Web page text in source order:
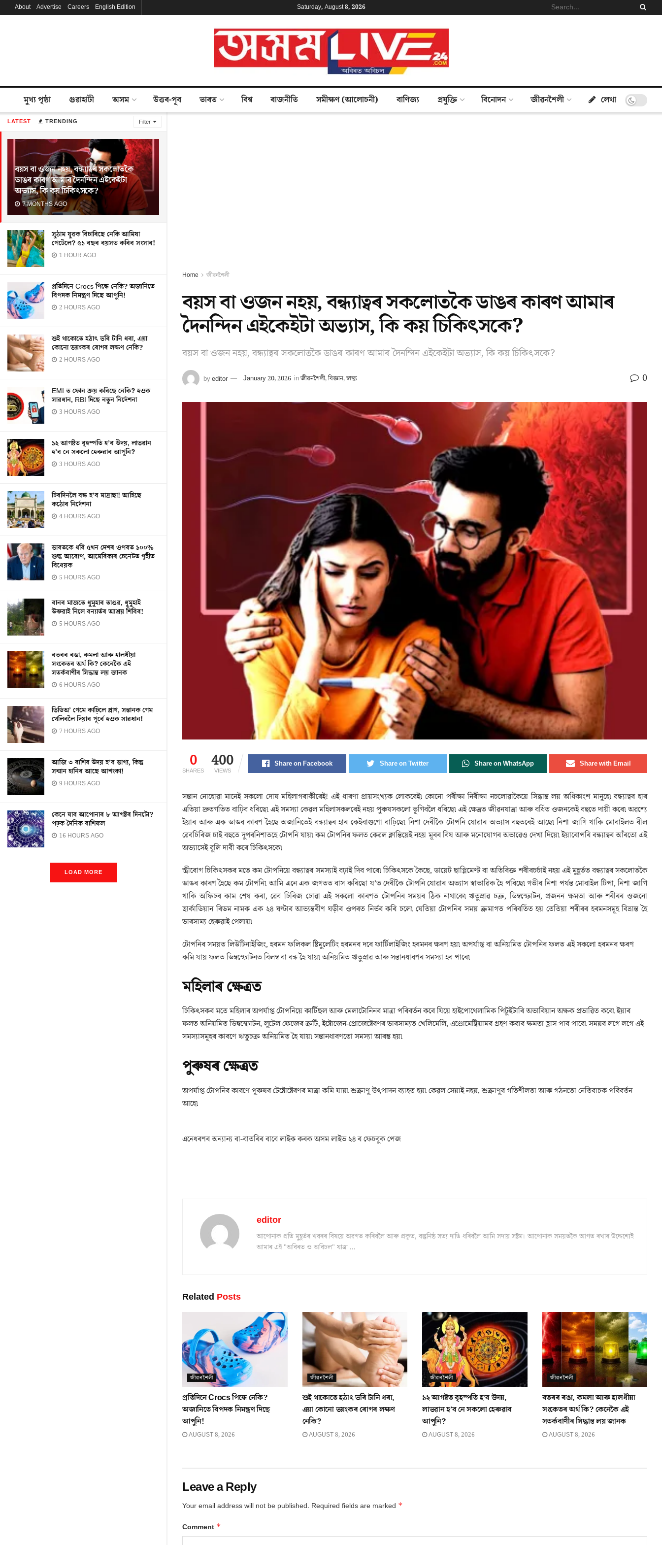
LATEST TRENDING Filter
বয়স বা ওজন নহয়, বন্ধ্যাত্বৰ সকলোতকৈ
ডাঙৰ কাৰণ আমাৰ দৈনন্দিন এইকেইটা
অভ্যাস, কি কয় চিকিৎসকে?
7 MONTHS AGO
সুঠাম যুৱক বিচাৰিছে নেকি আমিষা
পেটেলে? ৫১ বছৰ বয়সত কৰিব সংসাৰ!
1 HOUR AGO
প্ৰতিদিনে Crocs পিন্ধে নেকি? অজানিতে
বিপদক নিমন্ত্ৰণ দিছে আপুনি!
2 HOURS AGO
শুই থাকোতে হঠাৎ ভৰি টানি ধৰা, এয়া
কোনো ভয়ংকৰ ৰোগৰ লক্ষণ নেকি?
2 HOURS AGO
EMI ত ফোন ক্ৰয় কৰিছে নেকি? হওক
সাৱধান, RBI দিছে নতুন নিৰ্দেশনা
3 HOURS AGO
১২ আগষ্টত বৃহস্পতি হ’ব উদয়, লাভৱান
হ’ব নে সকলো হেৰুৱাব আপুনি?
3 HOURS AGO
চিৰদিনলৈ বন্ধ হ’ব মাদ্ৰাছা! আহিছে
কঠোৰ নিৰ্দেশনা
4 HOURS AGO
ভাৰতকে ধৰি ৫খন দেশৰ ওপৰত ১০০%
শুল্ক আৰোপ, আমেৰিকাৰ চেনেটত গৃহীত
বিধেয়ক
5 HOURS AGO
বানৰ মাজতে ধুমুহাৰ তাণ্ডৱ, ধুমুহাই
উৰুৱাই নিলে বন্যাৰ্তৰ আশ্ৰয় শিবিৰ!
5 HOURS AGO
বতৰৰ ৰঙা, কমলা আৰু হালধীয়া
সংকেতৰ অৰ্থ কি? কেনেকৈ এই
সতৰ্কবাণীৰ সিদ্ধান্ত লয় জানক
6 HOURS AGO
ভিডিঅ’ গেমে কাঢ়িলে প্ৰাণ, সন্তানক গেম
খেলিবলৈ দিয়াৰ পূৰ্বে হওক সাৱধান!
7 HOURS AGO
আজি ৩ ৰাশিৰ উদয় হ’ব ভাগ্য, কিন্তু
সন্মান হানিৰ আছে আশংকা!
9 HOURS AGO
কেনে যাব আপোনাৰ ৮ আগষ্টৰ দিনটো?
পঢ়ক দৈনিক ৰাশিফল
16 HOURS AGO
LOAD MORE
About Advertise Careers English Edition Saturday, August 8, 2026
মুখ্য পৃষ্ঠা গুৱাহাটী অসম উত্তৰ-পূব ভাৰত বিশ্ব ৰাজনীতি সমীক্ষণ (আলোচনী) বাণিজ্য প্ৰযুক্তি বিনোদন জীৱনশৈলী লেখা
Home জীৱনশৈলী
বয়স বা ওজন নহয়, বন্ধ্যাত্বৰ সকলোতকৈ ডাঙৰ কাৰণ আমাৰ
দৈনন্দিন এইকেইটা অভ্যাস, কি কয় চিকিৎসকে?
বয়স বা ওজন নহয়, বন্ধ্যাত্বৰ সকলোতকৈ ডাঙৰ কাৰণ আমাৰ দৈনন্দিন এইকেইটা অভ্যাস, কি কয় চিকিৎসকে?
byeditor January 20, 2026 inজীৱনশৈলী,বিজ্ঞান,স্বাস্থ্য 0
0
SHARES
400
VIEWS
Share on Facebook Share on Twitter Share on WhatsApp Share with Email
সন্তান নোহোৱা মানেই সকলো দোষ মহিলাগৰাকীৰেই! এই ধাৰণা প্ৰায়সংখ্যক লোকৰেই৷ কোনো পৰীক্ষা নিৰীক্ষা নচলোৱাকৈয়ে সিদ্ধান্ত লয় অধিকাংশ মানুহে৷ বন্ধ্যাত্বৰ হাৰ
এতিয়া দ্ৰুতগতিত বাঢ়িব ধৰিছে৷ এই সমস্যা কেৱল মহিলাসকলৰেই নহয় পুৰুষসকলো ভূগিবলৈ ধৰিছে৷ এই ক্ষেত্ৰত জীৱনযাত্ৰা আৰু বৰ্ধিত ওজনকেই বহুতে দায়ী কৰে৷ অৱশ্যে
ইয়াৰ আৰু এক ডাঙৰ কাৰণ হৈছে অজানিতেই বন্ধ্যাত্বৰ হাৰ কেইবাগুণো বাঢ়িছে৷ নিশা দেৰীকৈ টোপনি যোৱাৰ অভ্যাস বহুতৰেই আছে৷ নিশা জাগি থাকি মোবাইলত ৰীল
ৱেবচিৰিজ চাই বহুতে দুপৰনিশাতহে টোপনি যায়৷ কম টোপনিৰ ফলত কেৱল ক্লান্তিয়েই নহয় মূৰৰ বিষ আৰু মনোযোগৰ অভাৱেও দেখা দিয়ে৷ ইয়াৰোপৰি বন্ধ্যাত্বৰ আঁৰতো এই
অভ্যাসেই বুলি দাবী কৰে চিকিৎসকে৷
স্ত্ৰীৰোগ চিকিৎসকৰ মতে কম টোপনিয়ে বন্ধ্যাত্বৰ সমস্যাই বঢ়াই দিব পাৰে৷ চিকিৎসকে কৈছে, ডায়েট ছাপ্লিমেণ্ট বা অতিৰিক্ত শৰীৰচৰ্চাই নহয় এই মুহূৰ্তত বন্ধ্যাত্বৰ সকলোতকৈ
ডাঙৰ কাৰণ হৈছে কম টোপনি৷ আমি এনে এক জগতত বাস কৰিছো য’ত দেৰীকৈ টোপনি যোৱাৰ অভ্যাস স্বাভাৱিক হৈ পৰিছে৷ গভীৰ নিশা পৰ্যন্ত মোবাইল টিপা, নিশা জাগি
থাকি অফিচৰ কাম শেষ কৰা, ৱেব চিৰিজ চোৱা এই সকলো কাৰণত টোপনিৰ সময়ৰ ঠিক নাথাকে৷ ঋতুস্ৰাৱ চক্ৰ, ডিম্বস্ফোটন, প্ৰজনন ক্ষমতা আৰু শৰীৰৰ ওজনো
ছাৰ্কাডিয়ান ৰিডম নামক এক ২৪ ঘণ্টাৰ আভ্যন্তৰীণ ঘড়ীৰ ওপৰত নিৰ্ভৰ কৰি চলে৷ যেতিয়া টোপনিৰ সময় ক্ৰমাগত পৰিবৰ্তিত হয় তেতিয়া শৰীৰৰ হৰমনসমূহ বিভ্ৰান্ত হৈ
ভাৰসাম্য হেৰুৱাই পেলায়৷
টোপনিৰ সময়ত লিউটিনাইজিং, হৰমন ফলিকল ষ্টিমুলেটিং হৰমনৰ দৰে ফাৰ্টিলাইজিং হৰমনৰ ক্ষৰণ হয়৷ অপৰ্যাপ্ত বা অনিয়মিত টোপনিৰ ফলত এই সকলো হৰমনৰ ক্ষৰণ
কমি যায় ফলত ডিম্বস্ফোটনত বিলম্ব বা বন্ধ হৈ যায়৷ অনিয়মিত ঋতুস্ৰাৱ আৰু সন্তানধাৰণৰ সমস্যা হব পাৰে৷
মহিলাৰ ক্ষেত্ৰত
চিকিৎসকৰ মতে মহিলাৰ অপৰ্যাপ্ত টোপনিয়ে কাৰ্টিছল আৰু মেলাটোনিনৰ মাত্ৰা পৰিবৰ্তন কৰে যিয়ে হাইপোথেলামিক পিটুইটাৰি অভাৰিয়ান অক্ষক প্ৰভাৱিত কৰে৷ ইয়াৰ
ফলত অনিয়মিত ডিম্বস্ফোটন, লুটেল ফেজেৰ ক্ৰটি, ইষ্টোজেন-প্ৰোজেষ্টেৰণৰ ভাৰসাম্যত খেলিমেলি, এণ্ডোমেট্ৰিয়ামৰ গ্ৰহণ কৰাৰ ক্ষমতা হ্ৰাস পাব পাৰে৷ সময়ৰ লগে লগে এই
সমস্যাসমূহৰ কাৰণে ঋতুচক্ৰ অনিয়মিত হৈ যায়৷ সন্তানধাৰণতো সমস্যা আৰম্ভ হয়৷
পুৰুষৰ ক্ষেত্ৰত
অপৰ্যাপ্ত টোপনিৰ কাৰণে পুৰুষৰ টেষ্টোষ্টেৰণৰ মাত্ৰা কমি যায়৷ শুক্ৰাণু উৎপাদন ব্যাহত হয়৷ কেৱল সেয়াই নহয়, শুক্ৰাণুৰ গতিশীলতা আৰু গঠনতো নেতিবাচক পৰিবৰ্তন
আহে৷
এনেধৰণৰ অন্যান্য বা-বাতৰিৰ বাবে লাইক কৰক অসম লাইভ ২৪ ৰ ফেচবুক পেজ
editor
আপোনাক প্ৰতি মুহূৰ্তৰ খবৰৰ বিষয়ে অৱগত কৰিবলৈ আৰু প্ৰকৃত, বস্তুনিষ্ঠ সত্য দাঙি ধৰিবলৈ আমি সদায় সষ্টম। আপোনাক সময়তকৈ আগত ৰখাৰ উদ্দেশ্যেই
আমাৰ এই "অবিৰত ও অবিচল" যাত্ৰা ...
Related Posts
জীৱনশৈলী
প্ৰতিদিনে Crocs পিন্ধে নেকি?
অজানিতে বিপদক নিমন্ত্ৰণ দিছে
আপুনি!
AUGUST 8, 2026
জীৱনশৈলী
শুই থাকোতে হঠাৎ ভৰি টানি ধৰা,
এয়া কোনো ভয়ংকৰ ৰোগৰ লক্ষণ
নেকি?
AUGUST 8, 2026
জীৱনশৈলী
১২ আগষ্টত বৃহস্পতি হ’ব উদয়,
লাভৱান হ’ব নে সকলো হেৰুৱাব
আপুনি?
AUGUST 8, 2026
জীৱনশৈলী
বতৰৰ ৰঙা, কমলা আৰু হালধীয়া
সংকেতৰ অৰ্থ কি? কেনেকৈ এই
সতৰ্কবাণীৰ সিদ্ধান্ত লয় জানক
AUGUST 8, 2026
Leave a Reply
Your email address will not be published. Required fields are marked *
Comment *